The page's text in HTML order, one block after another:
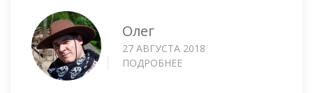
Олег
27 АВГУСТА 2018
ПОДРОБНЕЕ